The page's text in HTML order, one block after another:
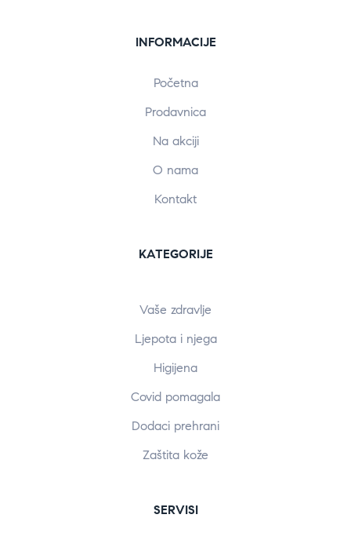
INFORMACIJE
Početna
Prodavnica
Na akciji
O nama
Kontakt
KATEGORIJE
Vaše zdravlje
Ljepota i njega
Higijena
Covid pomagala
Dodaci prehrani
Zaštita kože
SERVISI